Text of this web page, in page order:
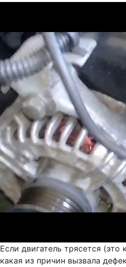
Если двигатель трясется
какая из причин вызвала